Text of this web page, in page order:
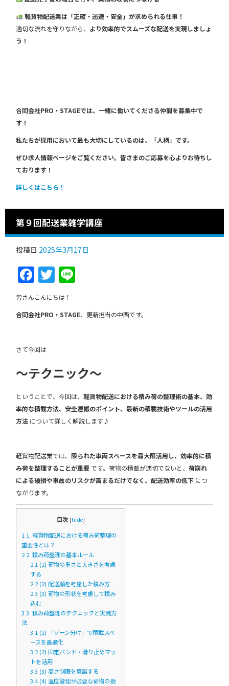
軽貨物配送業は「正確・迅速・安全」が求められる仕事！
適切な流れを守りながら、 より効率的でスムーズな配送を実現しましょ
う！
合同会社PRO・STAGEでは、一緒に働いてくださる仲間を募集中で
す！
私たちが採用において最も大切にしているのは、「人柄」です。
ぜひ求人情報ページをご覧ください。皆さまのご応募を心よりお待ちし
ております！
詳しくはこちら！
第９回配送業雑学講座
投稿日 2025年3月17日
Facebook
Twitter
皆さんこんにちは！
合同会社PRO・STAGE、更新担当の中西です。
さて今回は
～テクニック～
ということで、今回は、軽貨物配送における積み荷の整理術の基本、効
率的な積載方法、安全運搬のポイント、最新の積載技術やツールの活用
方法 について詳しく解説します♪
軽貨物配送業では、 限られた車両スペースを最大限活用し、効率的に積
み荷を整理することが重要です。荷物の積載が適切でないと、荷崩れ
による破損や事故のリスクが高まるだけでなく、配送効率の低下 につ
ながります。
目次 [hide]
1 1. 軽貨物配送における積み荷整理の
重要性とは？
22. 積み荷整理の基本ルール
2.1(1) 荷物の重さと大きさを考慮
する
2.2(2) 配送順を考慮した積み方
2.3 (3) 荷物の形状を考慮して積み
込む
3 3. 積み荷整理のテクニックと実践方
法
3.1(1) 「ゾーン分け」で積載スペ
ースを最適化
3.2(2) 固定バンド・滑り止めマッ
トを活用
3.3 (3) 高さ制限を意識する
3.4(4) 温度管理が必要な荷物の扱